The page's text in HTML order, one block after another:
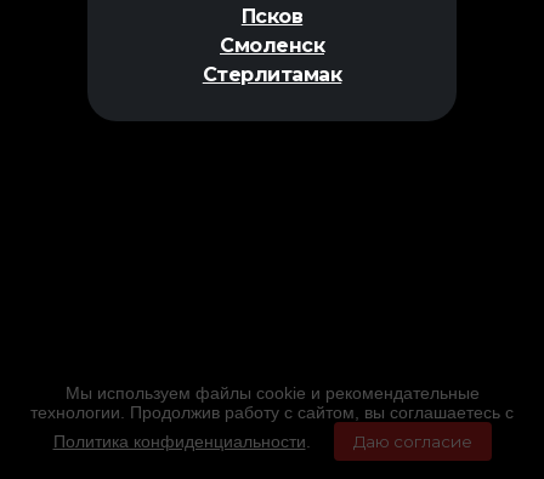
Псков
Смоленск
Стерлитамак
Мы используем файлы cookie и рекомендательные
технологии. Продолжив работу с сайтом, вы соглашаетесь с
Политика конфиденциальности
Даю согласие